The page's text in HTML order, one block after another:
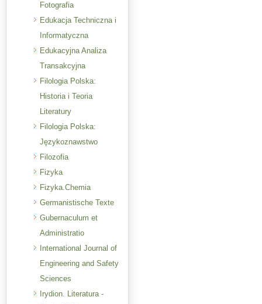
Fotografia
Edukacja Techniczna i
Informatyczna
Edukacyjna Analiza
Transakcyjna
Filologia Polska:
Historia i Teoria
Literatury
Filologia Polska:
Językoznawstwo
Filozofia
Fizyka
Fizyka.Chemia
Germanistische Texte
Gubernaculum et
Administratio
International Journal of
Engineering and Safety
Sciences
Irydion. Literatura -